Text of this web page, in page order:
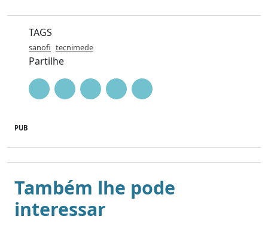
TAGS
sanofi tecnimede
Partilhe
PUB
Também lhe pode
interessar